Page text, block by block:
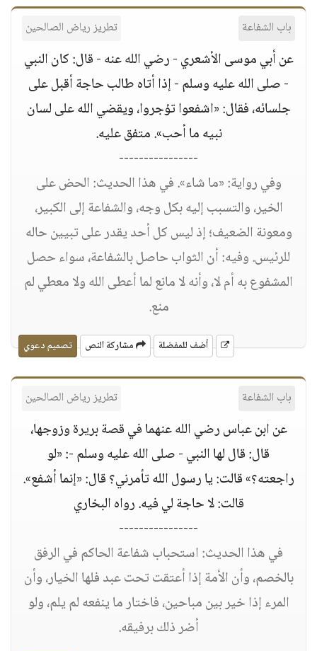
باب الشفاعة تطريز رياض الصالحين
عن أبي موسى الأشعري - رضي الله عنه - قال: كان النبي
- صلى الله عليه وسلم - إذا أتاه طالب حاجة أقبل على
جلسائه، فقال: «اشفعوا تؤجروا، ويقضي الله على لسان
نبيه ما أحب». متفق عليه.
----------------
وفي رواية: «ما شاء». في هذا الحديث: الحض على
الخير، والتسبب إليه بكل وجه، والشفاعة إلى الكبير،
ومعونة الضعيف؛ إذ ليس كل أحد يقدر على تبيين حاله
للرئيس. وفيه: أن الثواب حاصل بالشفاعة، سواء حصل
المشفوع به أم لا، وأنه لا مانع لما أعطى الله ولا معطي لم
منع.
أضف للمفضلة مشاركة النص تصميم دعوي
باب الشفاعة تطريز رياض الصالحين
عن ابن عباس رضي الله عنهما في قصة بريرة وزوجها،
قال: قال لها النبي - صلى الله عليه وسلم -: «لو
راجعته؟» قالت: يا رسول الله تأمرني؟ قال: «إنما أشفع».
قالت: لا حاجة لي فيه. رواه البخاري
----------------
في هذا الحديث: استحباب شفاعة الحاكم في الرفق
بالخصم، وأن الأمة إذا أعتقت تحت عبد فلها الخيار، وأن
المرء إذا خير بين مباحين، فاختار ما ينفعه لم يلم، ولو
أضر ذلك برفيقه.